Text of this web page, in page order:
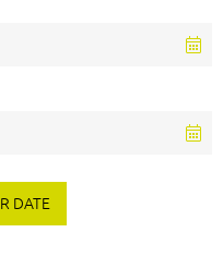
DATE